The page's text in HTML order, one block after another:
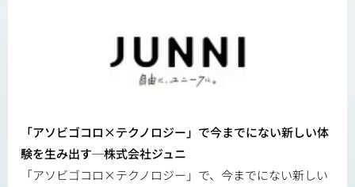
「アソビゴコロ×テクノロジー」で今までにない新しい体
験を生み出す─株式会社ジュニ
「アソビゴコロ×テクノロジー」で、今までにない新しい